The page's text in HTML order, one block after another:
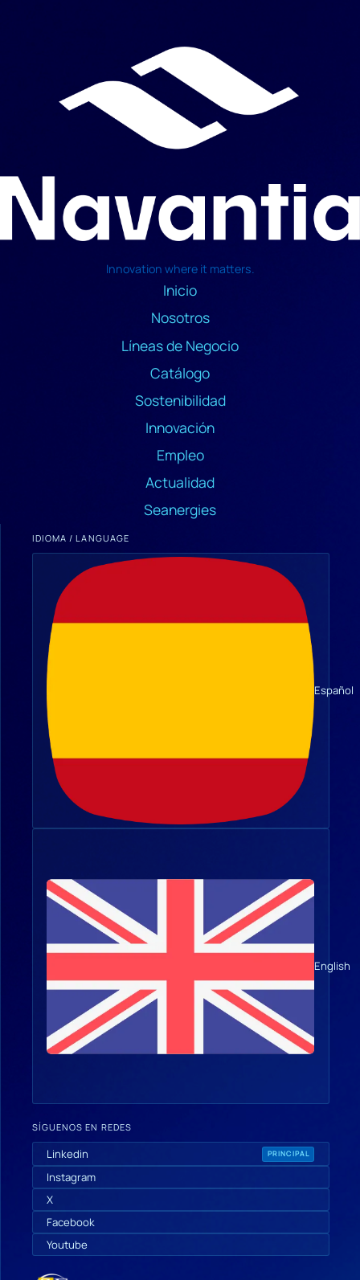
Innovation where it matters.
Inicio
Nosotros
Líneas de Negocio
Catálogo
Sostenibilidad
Innovación
Empleo
Actualidad
Seanergies
IDIOMA / LANGUAGE
Español
English
SÍGUENOS EN REDES
Linkedin PRINCIPAL
Instagram
X
Facebook
Youtube